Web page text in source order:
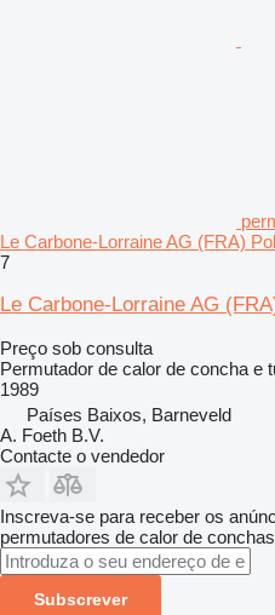
Le Carbone-Lorraine AG (FRA)
7
Le Carbone-Lorraine AG
Preço sob consulta
Permutador de calor de concha e
1989
Países Baixos, Barneveld
A. Foeth B.V.
Contacte o vendedor
Inscreva-se para receber os
permutadores de calor de
Subscrever